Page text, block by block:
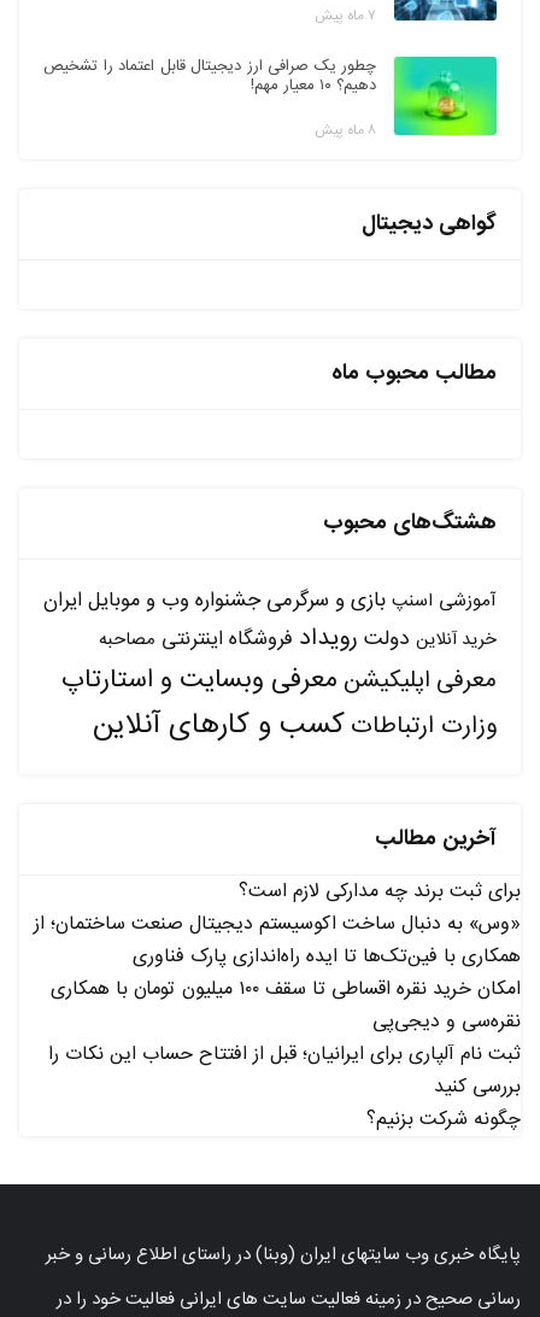
۷ ماه پیش
چطور یک صرافی ارز دیجیتال قابل اعتماد را تشخیص
دهیم؟ ۱۰ معیار مهم!
۸ ماه پیش
گواهی دیجیتال
مطالب محبوب ماه
هشتگ‌های محبوب
آموزشی اسنپ بازی و سرگرمی جشنواره وب و موبایل ایران
خرید آنلاین دولت رویداد فروشگاه اینترنتی مصاحبه
معرفی اپلیکیشن معرفی وبسایت و استارتاپ
وزارت ارتباطاتکسب و کارهای آنلاین
آخرین مطالب
برای ثبت برند چه مدارکی لازم است؟
«وس» به دنبال ساخت اکوسیستم دیجیتال صنعت ساختمان؛ از
همکاری با فین‌تک‌ها تا ایده راه‌اندازی پارک فناوری
امکان خرید نقره اقساطی تا سقف ۱۰۰ میلیون تومان با همکاری
نقره‌سی و دیجی‌پی
ثبت نام آلپاری برای ایرانیان؛ قبل از افتتاح حساب این نکات را
بررسی کنید
چگونه شرکت بزنیم؟
پایگاه خبری وب سایتهای ایران (وبنا) در راستای اطلاع رسانی و خبر
رسانی صحیح در زمینه فعالیت سایت های ایرانی فعالیت خود را در